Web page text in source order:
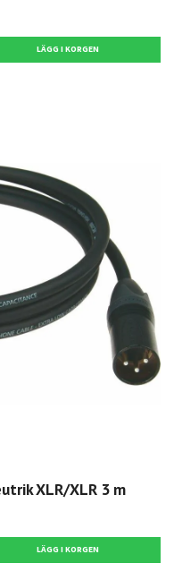
XLR/XLR 3 m